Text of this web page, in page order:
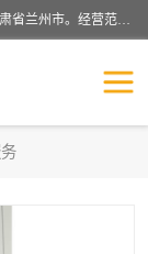
甘肃科探管道工程有限公司成立于2019年，注册地位于甘肃省兰州市。经营范围包括管道安装、清洗、疏通、维修、检测，防水工程，工程钻孔，化粪池清理，暖气安装，给排水管道安装维修，室内外管道如消防、供水、供热管道漏水检测定位，室内外防水堵漏等。